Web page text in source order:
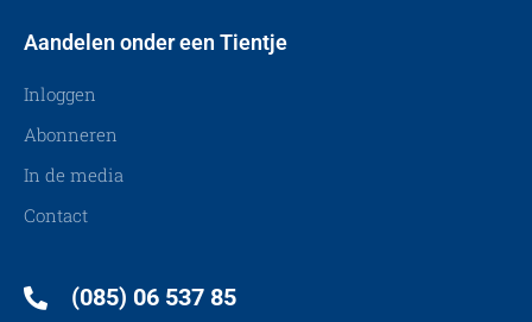
Aandelen onder een Tientje
Inloggen
Abonneren
In de media
Contact
(085) 06 537 85